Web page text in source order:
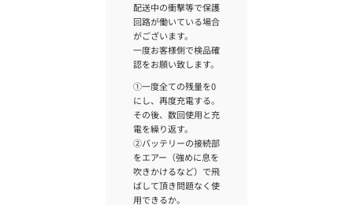
配送中の衝撃等で保護
回路が働いている場合
がございます。
一度お客様側で検品確
認をお願い致します。
①一度全ての残量を0
にし、再度充電する。
その後、数回使用と充
電を繰り返す。
②バッテリーの接続部
をエアー（強めに息を
吹きかけるなど）で飛
ばして頂き問題なく使
用できるか。